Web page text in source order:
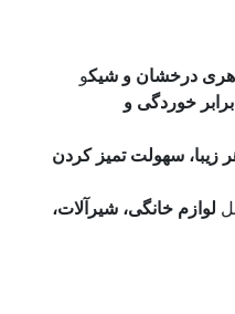
و شیکو
و
تمیز کردن
شیرآلات،